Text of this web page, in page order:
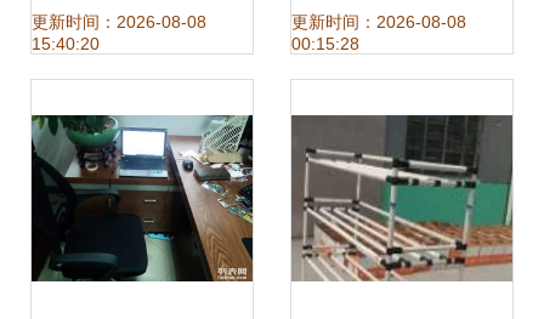
机 高效办公的核心
更新时间：2026-08-08
15:40:20
办公环境
更新时间：2026-08-08
00:15:28